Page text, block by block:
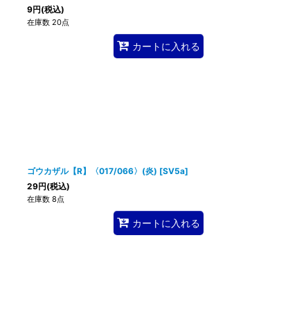
9円(税込)
在庫数 20点
カートに入れる
ゴウカザル【R】〈017/066〉(炎) [SV5a]
29円(税込)
在庫数 8点
カートに入れる